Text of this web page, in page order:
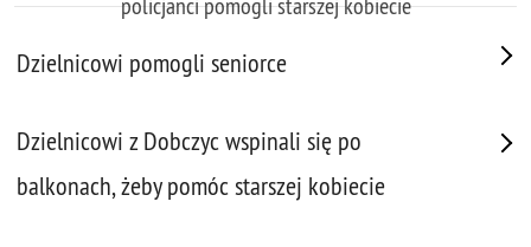
Dzielnicowi pomogli seniorce
Dzielnicowi z Dobczyc wspinali się po
balkonach, żeby pomóc starszej kobiecie